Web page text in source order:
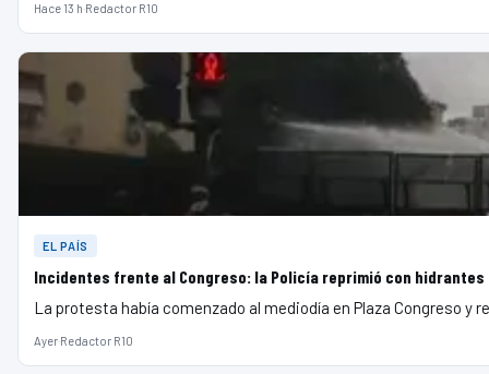
Hace 13 h·Redactor R10
EL PAÍS
Incidentes frente al Congreso: la Policía reprimió con
La protesta había comenzado al mediodía en Plaza Congreso y
Ayer·Redactor R10